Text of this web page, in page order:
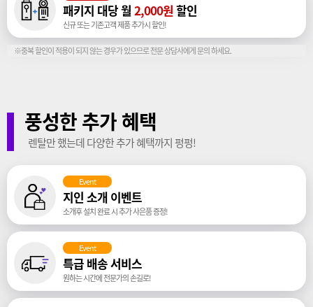
패키지 대당 월 2,000원 할인
신규 또는 기존고객 제품 추가시 할인!
※중복 할인이 적용이 되지 않는 경우가 있으므로 전문 상담사에게 문의 하세요.
풍성한 추가 혜택
렌탈만 했는데 다양한 추가 혜택까지 펑펑!
Event
지인 소개 이벤트
소개후 설치 완료 시 추가 사은품 증정!
Event
특급 배송 서비스
원하는 시간에 전문가의 손길로!